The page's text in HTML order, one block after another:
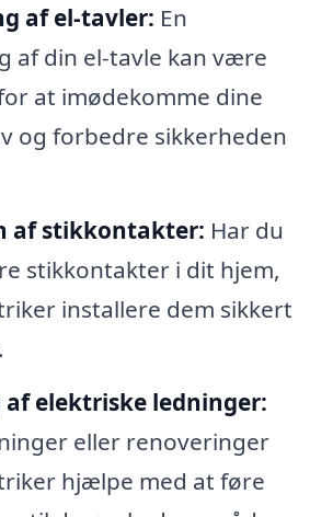
af el-tavler: En
af din el-tavle kan være
at imødekomme dine
og forbedre sikkerheden
af stikkontakter: Har du
stikkontakter i dit hjem,
installere dem sikkert
elektriske ledninger:
eller renoveringer
hjælpe med at føre